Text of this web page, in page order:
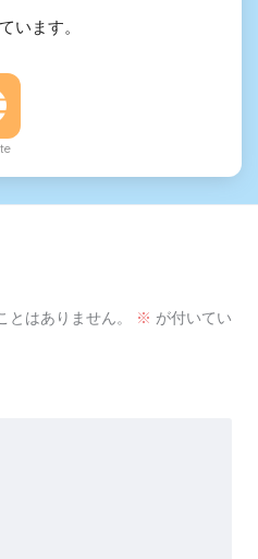
います。
はありません。 ※ が付いてい